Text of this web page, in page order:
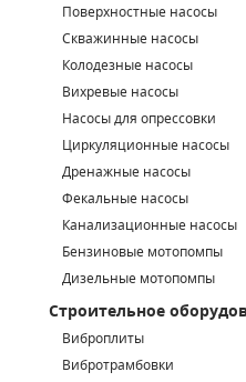
Поверхностные насосы
Скважинные насосы
Колодезные насосы
Вихревые насосы
Насосы для опрессовки
Циркуляционные насосы
Дренажные насосы
Фекальные насосы
Канализационные насосы
Бензиновые мотопомпы
Дизельные мотопомпы
Строительное
Виброплиты
Вибротрамбовки
СМЕННЫЕ ЭЛЕМЕНТЫ
ДЛЯ АДСОРБЦИОННЫХ
ЭЛЕКТРОДВИГАТЕЛИ
БЕНЗИНОВЫЕ ДВИГАТЕЛИ
ДИЗЕЛЬНЫЕ ДВИГАТЕЛИ
ФИЛЬТРЫ ТОПЛИВНЫЕ
МОТОРНОЕ МАСЛО